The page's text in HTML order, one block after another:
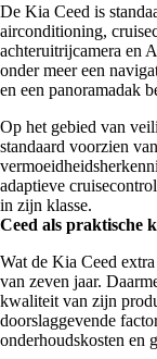
De Kia Ceed is
airconditioning,
achteruitrijcamera en
onder meer een
en een panoramadak
Op het gebied van
standaard voorzien
adaptieve
in zijn klasse.
Ceed als praktische
Wat de Kia Ceed
van zeven jaar.
kwaliteit van zijn
doorslaggevende
onderhoudskosten en